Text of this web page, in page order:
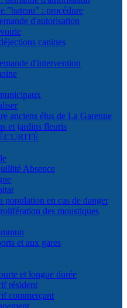
"bateau" : procédure
d'autorisation
canines
d'intervention
anciens élus de La Garenne
et jardins fleuris
Absence
population en cas de danger
des moustiques
et aux gares
et longue durée
résident
commerçant